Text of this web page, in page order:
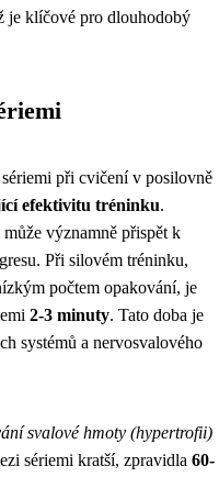
je klíčové pro dlouhodobý
při cvičení v posilovně
efektivitu tréninku.
významně přispět k
Při silovém tréninku,
počtem opakování, je
2-3 minuty. Tato doba je
systémů a nervosvalového
svalové hmoty (hypertrofii)
sériemi kratší, zpravidla 60-